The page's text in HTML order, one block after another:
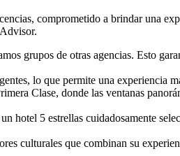
comprometido a brindar una
grupos de otras agencias. Esto
lo que permite una experiencia
Clase, donde las ventanas
hotel 5 estrellas cuidadosamente
culturales que combinan su